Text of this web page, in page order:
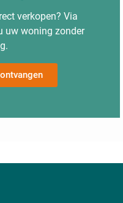
verkopen? Via
uw woning zonder